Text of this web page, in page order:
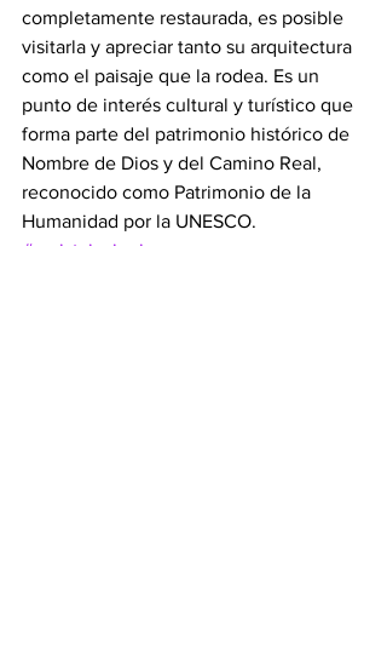
completamente restaurada, es posible
visitarla y apreciar tanto su arquitectura
como el paisaje que la rodea. Es un
punto de interés cultural y turístico que
forma parte del patrimonio histórico de
Nombre de Dios y del Camino Real,
reconocido como Patrimonio de la
Humanidad por la UNESCO.
#revistainsignia